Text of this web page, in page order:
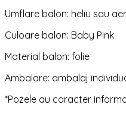
Umflare balon: heliu sau aer
Culoare balon: Baby Pink
Material balon: folie
Ambalare: ambalaj
*Pozele au caracter